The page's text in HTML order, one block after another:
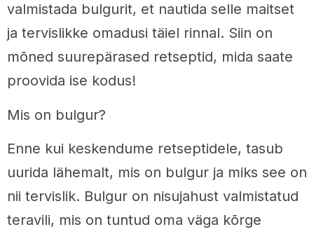
valmistada bulgurit, et nautida selle maitset
ja tervislikke omadusi täiel rinnal. Siin on
mõned suurepärased retseptid, mida saate
proovida ise kodus!
Mis on bulgur?
Enne kui keskendume retseptidele, tasub
uurida lähemalt, mis on bulgur ja miks see on
nii tervislik. Bulgur on nisujahust valmistatud
teravili, mis on tuntud oma väga kõrge